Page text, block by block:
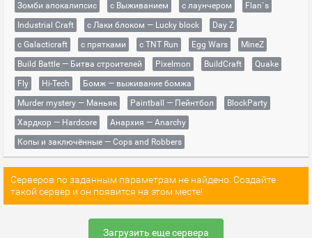
Зомби апокалипсис
с Выживанием с лаунчером
Flan`s
Industrial Craft
с Лаки блоком — Lucky block
Day Z
с Galacticraft
с прятками с TNT Run Egg Wars
MineZ
Build Battle — Битва строителей
Pixelmon BuildCraft
Quake
Fly
Hi-Tech
Бомж — выживание бомжа
Murder mystery — Маньяк
Paintball — Пейнтбол
BlockParty
Хардкор — Hardcore
Анархия — Anarchy
Копы и заключённые — Cops and Robbers
Серверов по заданным параметрам не найдено. Создайте
такой сервер и он появится на этом месте!
Загрузить еще сервера